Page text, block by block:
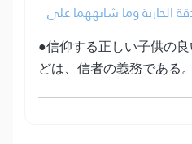
الجارية وما شابههما على
●信仰する正しい子供の
どは、信者の義務である。